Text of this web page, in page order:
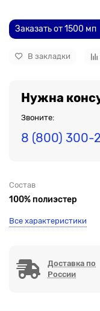
Заказать от 1500 мп
В закладки
Нужна
Звоните:
8 (800) 300-
Состав
100% полиэстер
Все характеристики
Доставка по
России